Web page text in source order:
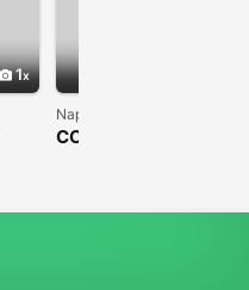
1
Napoli
COLPO DI FULMINE